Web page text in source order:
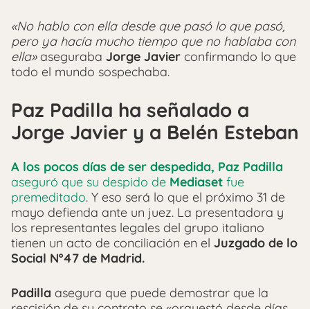
«No hablo con ella desde que pasó lo que pasó,
pero ya hacía mucho tiempo que no hablaba con
ella»aseguraba Jorge Javier confirmando lo que
todo el mundo sospechaba.
Paz Padilla ha señalado a
Jorge Javier y a Belén Esteban
A los pocos días de ser despedida, Paz Padilla
aseguró que su despido de Mediaset fue
premeditado. Y eso será lo que el próximo 31 de
mayo defienda ante un juez. La presentadora y
los representantes legales del grupo italiano
tienen un acto de conciliación en el Juzgado de lo
Social Nº47 de Madrid.
Padilla asegura que puede demostrar que la